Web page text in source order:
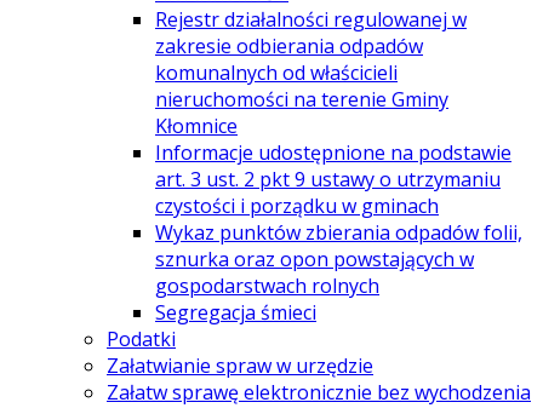
Rejestr działalności regulowanej w
zakresie odbierania odpadów
komunalnych od właścicieli
nieruchomości na terenie Gminy
Kłomnice
Informacje udostępnione na podstawie
art. 3 ust. 2 pkt 9 ustawy o utrzymaniu
czystości i porządku w gminach
Wykaz punktów zbierania odpadów folii,
sznurka oraz opon powstających w
gospodarstwach rolnych
Segregacja śmieci
Podatki
Załatwianie spraw w urzędzie
Załatw sprawę elektronicznie bez wychodzenia